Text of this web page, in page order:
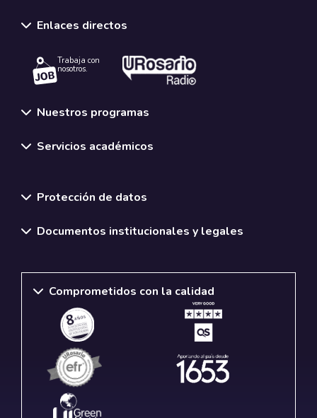
Enlaces directos
Trabaja con
nosotros.
Nuestros programas
Servicios académicos
Protección de datos
Documentos institucionales y legales
Comprometidos con la calidad